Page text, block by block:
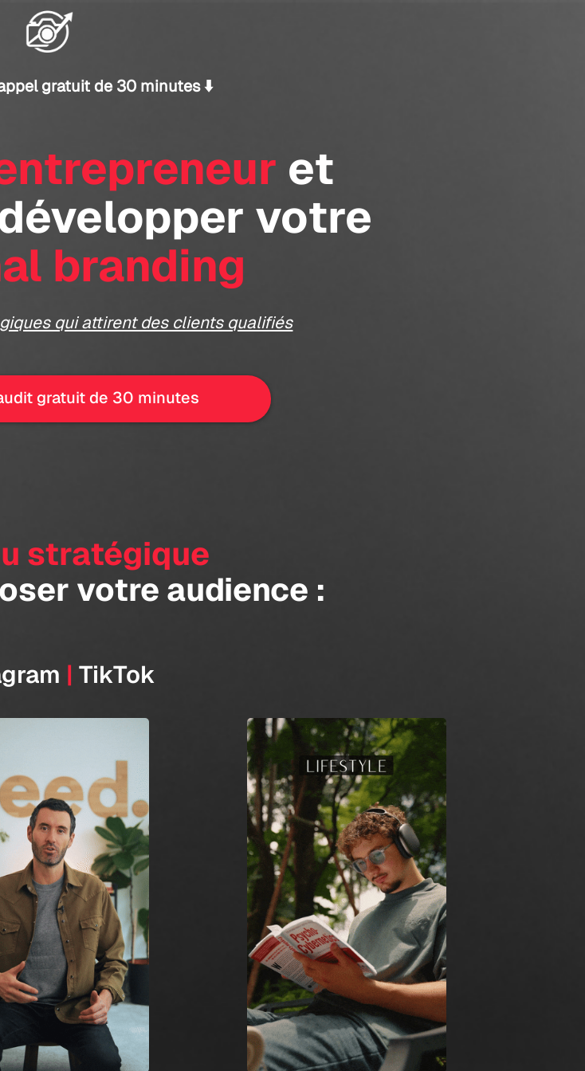
gratuit de 30 minutes ⬇️
et
votre
branding
qui attirent des clients qualifiés
gratuit de 30 minutes
stratégique
votre audience :
| TikTok